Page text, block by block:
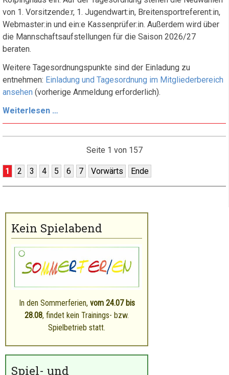
von 1. Vorsitzende:r, 1. Jugendwart:in, Breitensportreferent:in,
Webmaster:in und ein:e Kassenprüfer:in. Außerdem wird über
die Mannschaftsaufstellungen für die Saison 2026/27
beraten.
Weitere Tagesordnungspunkte sind der Einladung zu
entnehmen: Einladung und Tagesordnung im Mitgliederbereich
ansehen (vorherige Anmeldung erforderlich).
Weiterlesen …
zur
Jahreshauptversammlung
Seite 1 von 157
1 2 3 4 5 6 7 Vorwärts Ende
Kein Spielabend
In den Sommerferien, vom 24.07 bis
28.08, findet kein Trainings- bzw.
Spielbetrieb statt.
Spiel- und